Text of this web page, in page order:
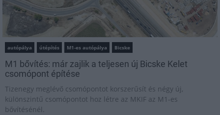
autópálya útépítés M1-es autópálya Bicske
M1 bővítés: már zajlik a teljesen új Bicske Kelet
csomópont építése
Tizenegy meglévő csomópontot korszerűsít és négy új,
különszintű csomópontot hoz létre az MKIF az M1-es
bővítésénél.